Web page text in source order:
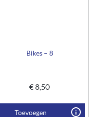
Bikes – 8
€8,50
Toevoegen